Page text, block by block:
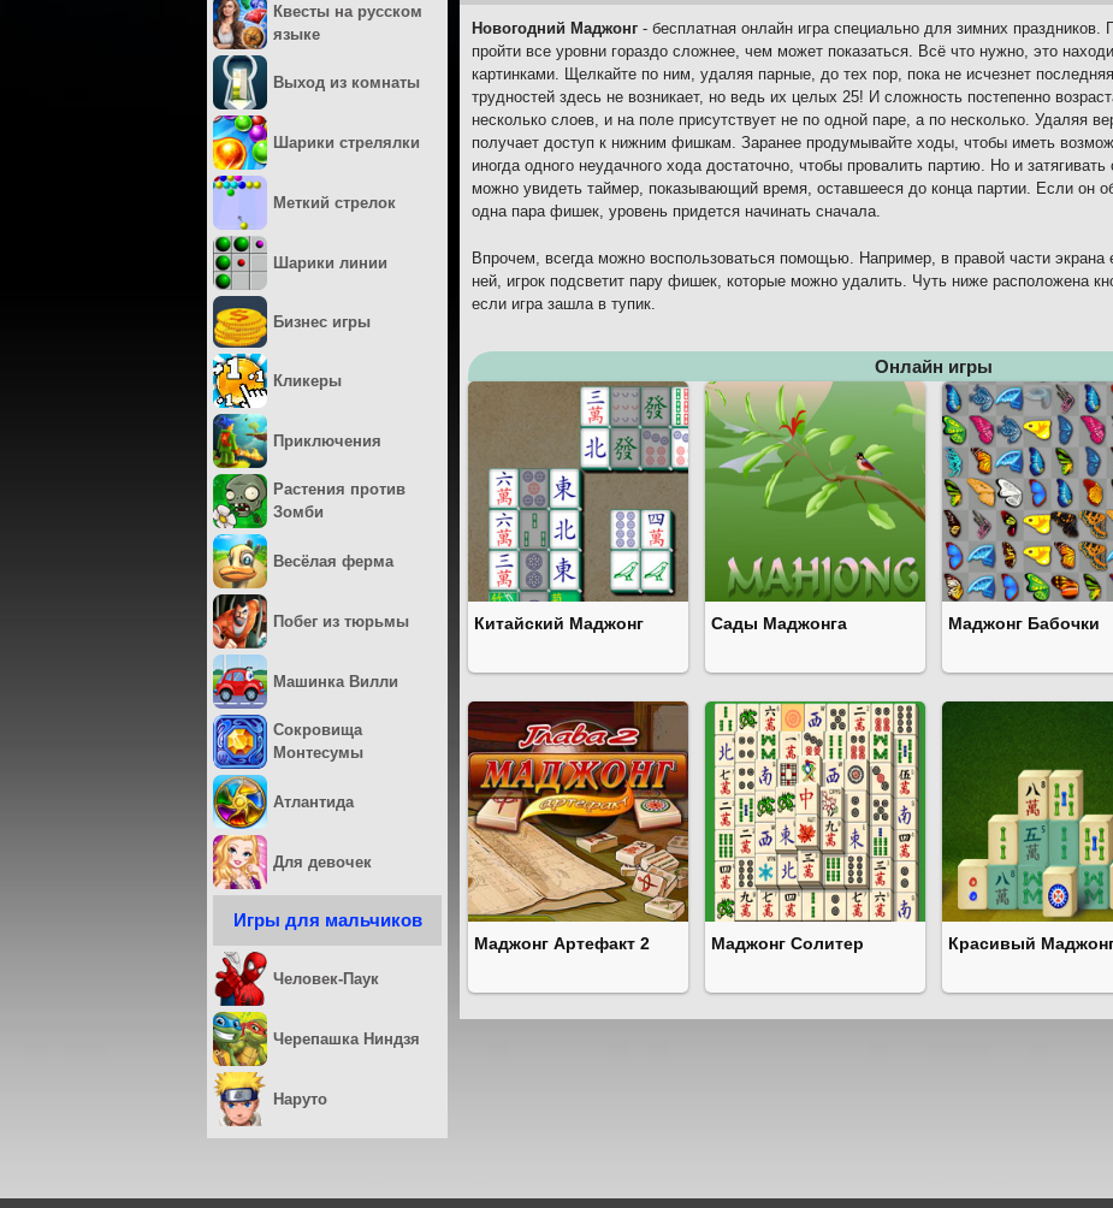
Новогодний Маджонг - бесплатная онлайн игра специально для зимних праздников.
пройти все уровни гораздо сложнее, чем может показаться. Всё что нужно, это
картинками. Щелкайте по ним, удаляя парные, до тех пор, пока не исчезнет
трудностей здесь не возникает, но ведь их целых 25! И сложность постепенно
несколько слоев, и на поле присутствует не по одной паре, а по несколько. Удаляя
получает доступ к нижним фишкам. Заранее продумывайте ходы, чтобы иметь
иногда одного неудачного хода достаточно, чтобы провалить партию. Но и
можно увидеть таймер, показывающий время, оставшееся до конца партии. Если он
одна пара фишек, уровень придется начинать сначала.
Впрочем, всегда можно воспользоваться помощью. Например, в правой части экрана
ней, игрок подсветит пару фишек, которые можно удалить. Чуть ниже расположена
если игра зашла в тупик.
Онлайн игры
Китайский Маджонг Сады Маджонга Маджонг Бабочки
Маджонг Артефакт 2 Маджонг Солитер Красивый
Квесты на русском
языке
Выход из комнаты
Шарики стрелялки
Меткий стрелок
Шарики линии
Бизнес игры
Кликеры
Приключения
Растения против
Зомби
Весёлая ферма
Побег из тюрьмы
Машинка Вилли
Сокровища
Монтесумы
Атлантида
Для девочек
Игры для мальчиков
Человек-Паук
Черепашка Ниндзя
Наруто